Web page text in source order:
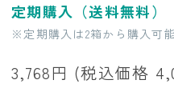
定期購入 （送料無料）
※定期購入は2箱から購入可能
3,768円 (税込価格